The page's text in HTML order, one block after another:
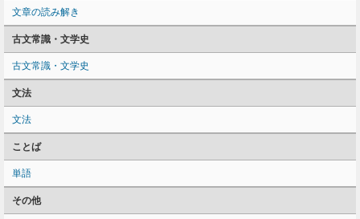
文章の読み解き
古文常識・文学史
古文常識・文学史
文法
文法
ことば
単語
その他